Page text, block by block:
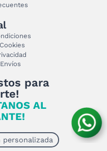
para
AL